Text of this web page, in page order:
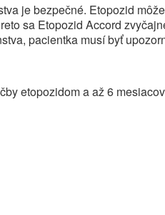
je bezpečné. Etopozid
sa Etopozid Accord
pacientka musí byť
etopozidom a až 6